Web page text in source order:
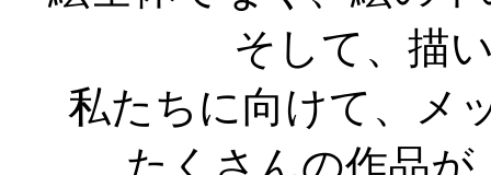
そして、描
私たちに向けて、メ